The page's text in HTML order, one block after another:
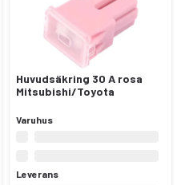
Huvudsäkring 30 A rosa
Mitsubishi/Toyota
Varuhus
Leverans